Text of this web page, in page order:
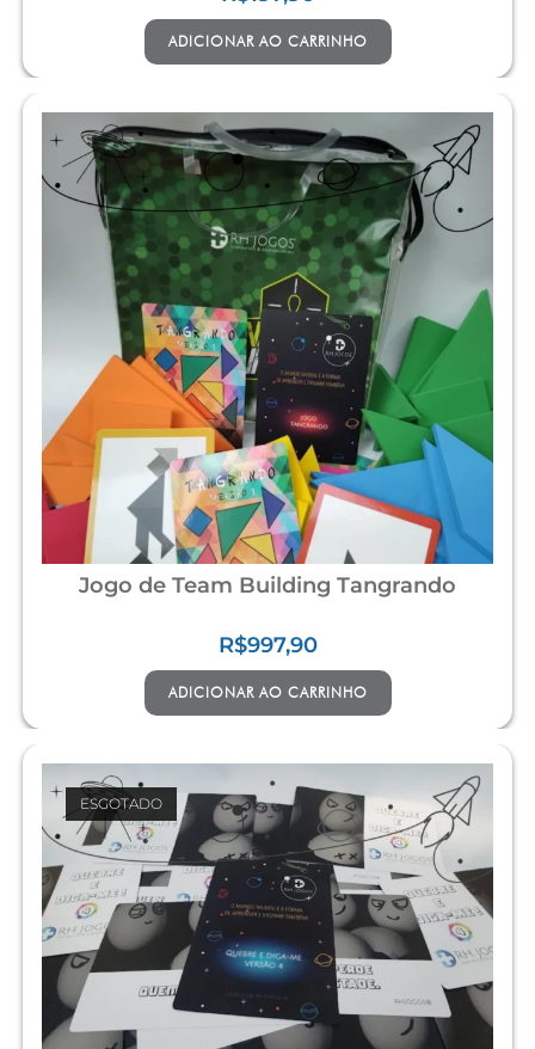
ADICIONAR AO CARRINHO
Jogo de Team Building Tangrando
R$997,90
ADICIONAR AO CARRINHO
ESGOTADO